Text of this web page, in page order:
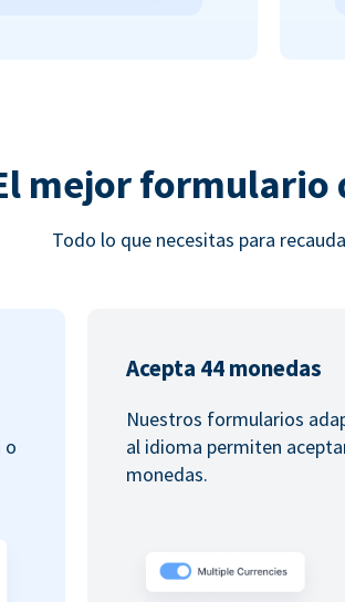
mejor formulario
Todo lo que necesitas para
o
Acepta 44 monedas
Nuestros formularios
al idioma permiten
monedas.